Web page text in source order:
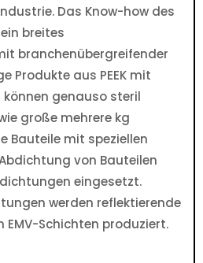
Das Know-how des
breites
branchenübergreifender
Produkte aus PEEK mit
genauso steril
große mehrere kg
Bauteile mit speziellen
von Bauteilen
eingesetzt.
werden reflektierende
EMV-Schichten produziert.